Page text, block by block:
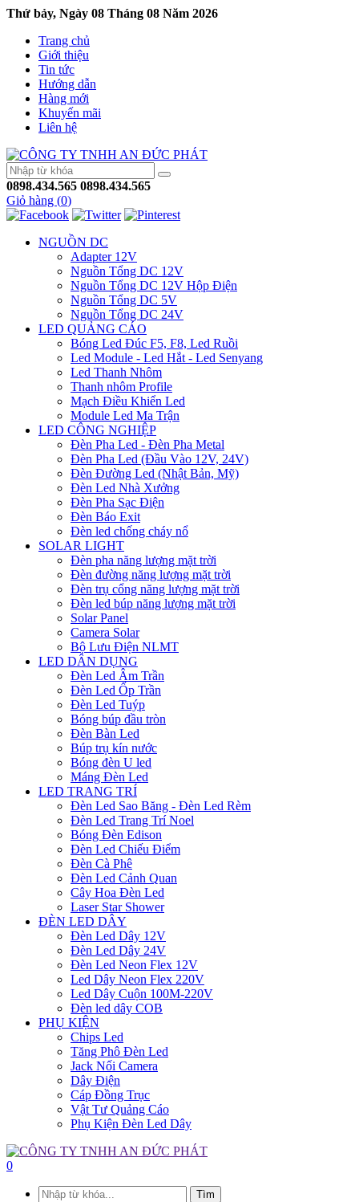
Thứ bảy, Ngày 08 Tháng 08 Năm 2026
Trang chủ
Giới thiệu
Tin tức
Hướng dẫn
Hàng mới
Khuyến mãi
Liên hệ
0898.434.565 0898.434.565
Giỏ hàng (0)
NGUỒN DC
Adapter 12V
Nguồn Tổng DC 12V
Nguồn Tổng DC 12V Hộp Điện
Nguồn Tổng DC 5V
Nguồn Tổng DC 24V
LED QUẢNG CÁO
Bóng Led Đúc F5, F8, Led Ruồi
Led Module - Led Hắt - Led Senyang
Led Thanh Nhôm
Thanh nhôm Profile
Mạch Điều Khiển Led
Module Led Ma Trận
LED CÔNG NGHIỆP
Đèn Pha Led - Đèn Pha Metal
Đèn Pha Led (Đầu Vào 12V, 24V)
Đèn Đường Led (Nhật Bản, Mỹ)
Đèn Led Nhà Xưởng
Đèn Pha Sạc Điện
Đèn Báo Exit
Đèn led chống cháy nổ
SOLAR LIGHT
Đèn pha năng lượng mặt trời
Đèn đường năng lượng mặt trời
Đèn trụ cổng năng lượng mặt trời
Đèn led búp năng lượng mặt trời
Solar Panel
Camera Solar
Bộ Lưu Điện NLMT
LED DÂN DỤNG
Đèn Led Âm Trần
Đèn Led Ốp Trần
Đèn Led Tuýp
Bóng búp đầu tròn
Đèn Bàn Led
Búp trụ kín nước
Bóng đèn U led
Máng Đèn Led
LED TRANG TRÍ
Đèn Led Sao Băng - Đèn Led Rèm
Đèn Led Trang Trí Noel
Bóng Đèn Edison
Đèn Led Chiếu Điểm
Đèn Cà Phê
Đèn Led Cảnh Quan
Cây Hoa Đèn Led
Laser Star Shower
ĐÈN LED DÂY
Đèn Led Dây 12V
Đèn Led Dây 24V
Đèn Led Neon Flex 12V
Led Dây Neon Flex 220V
Led Dây Cuộn 100M-220V
Đèn led dây COB
PHỤ KIỆN
Chips Led
Tăng Phô Đèn Led
Jack Nối Camera
Dây Điện
Cáp Đồng Trục
Vật Tư Quảng Cáo
Phụ Kiện Đèn Led Dây
0
Tìm